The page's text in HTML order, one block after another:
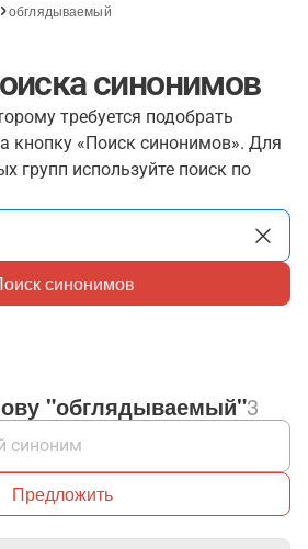
обглядываемый
синонимов
требуется подобрать
кнопку «Поиск синонимов». Для
групп используйте поиск по
синонимов
"обглядываемый"3
Предложить